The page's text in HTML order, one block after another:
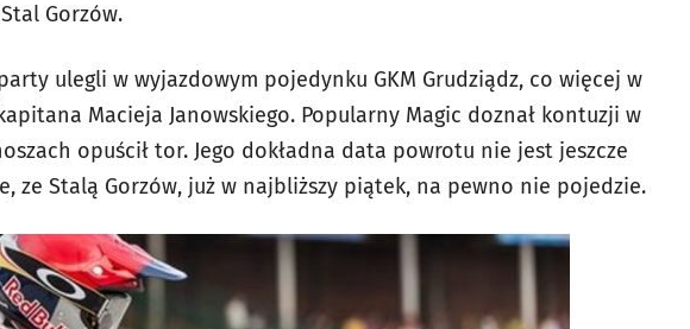
Gorzów.
ulegli w wyjazdowym pojedynku GKM Grudziądz, co więcej w
Macieja Janowskiego. Popularny Magic doznał kontuzji w
opuścił tor. Jego dokładna data powrotu nie jest jeszcze
ze Stalą Gorzów, już w najbliższy piątek, na pewno nie pojedzie.